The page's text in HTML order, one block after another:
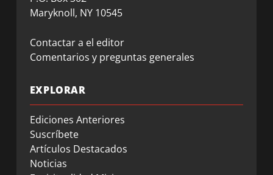
Maryknoll, NY 10545
Contactar a el editor
Comentarios y preguntas generales
EXPLORAR
Ediciones Anteriores
Suscríbete
Artículos Destacados
Noticias